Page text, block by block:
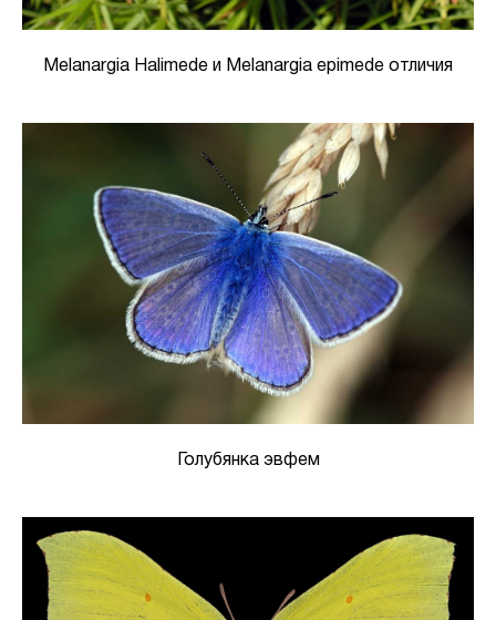
Melanargia Halimede и Melanargia epimede отличия
Голубянка эвфем